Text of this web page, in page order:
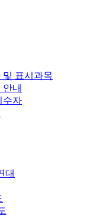
및 표시과목
내
수자
대